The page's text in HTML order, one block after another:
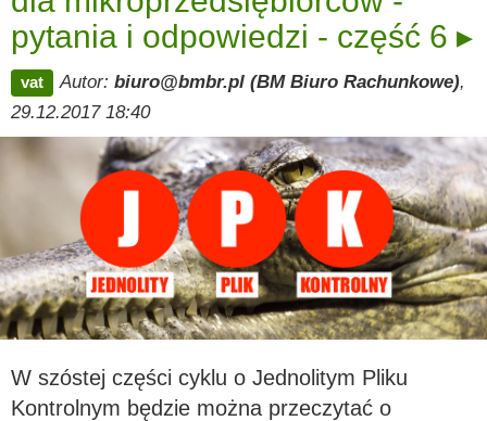
pytania i odpowiedzi - część 6 ▸
vat Autor: biuro@bmbr.pl (BM Biuro Rachunkowe),
29.12.2017 18:40
W szóstej części cyklu o Jednolitym Pliku
Kontrolnym będzie można przeczytać o